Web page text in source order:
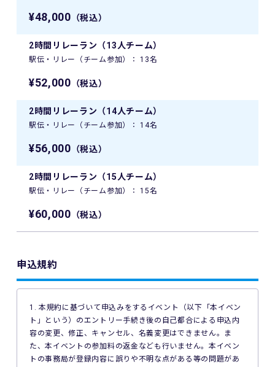
¥48,000 （税込）
2時間リレーラン（13人チーム）
駅伝・リレー（チーム参加）： 13名
¥52,000 （税込）
2時間リレーラン（14人チーム）
駅伝・リレー（チーム参加）： 14名
¥56,000 （税込）
2時間リレーラン（15人チーム）
駅伝・リレー（チーム参加）： 15名
¥60,000 （税込）
申込規約
1. 本規約に基づいて申込みをするイベント（以下「本イベン
ト」という）のエントリー手続き後の自己都合による申込内
容の変更、修正、キャンセル、名義変更はできません。ま
た、本イベントの参加料の返金なども行いません。本イベン
トの事務局が登録内容に誤りや不明な点がある等の問題があ